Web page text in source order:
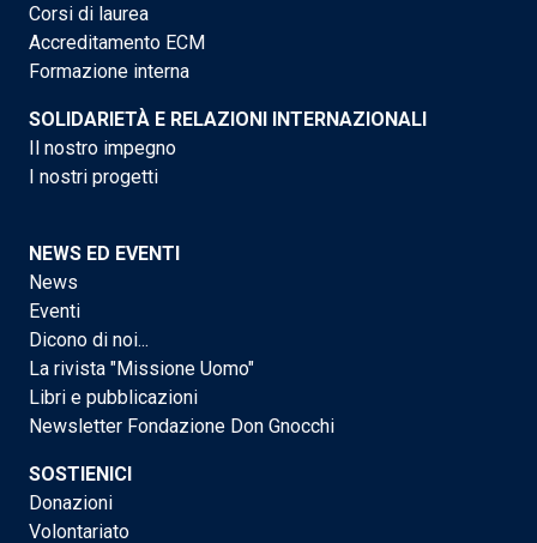
Corsi di laurea
Accreditamento ECM
Formazione interna
SOLIDARIETÀ E RELAZIONI INTERNAZIONALI
Il nostro impegno
I nostri progetti
NEWS ED EVENTI
News
Eventi
Dicono di noi...
La rivista "Missione Uomo"
Libri e pubblicazioni
Newsletter Fondazione Don Gnocchi
SOSTIENICI
Donazioni
Volontariato